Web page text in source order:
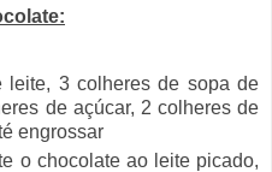
leite, 3 colheres de sopa de
de açúcar, 2 colheres de
engrossar
o chocolate ao leite picado,